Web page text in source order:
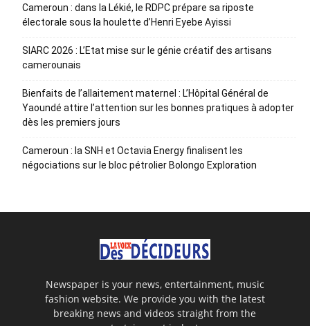
Cameroun : dans la Lékié, le RDPC prépare sa riposte
électorale sous la houlette d’Henri Eyebe Ayissi
SIARC 2026 : L’Etat mise sur le génie créatif des artisans
camerounais
Bienfaits de l’allaitement maternel : L’Hôpital Général de
Yaoundé attire l’attention sur les bonnes pratiques à adopter
dès les premiers jours
Cameroun : la SNH et Octavia Energy finalisent les
négociations sur le bloc pétrolier Bolongo Exploration
Newspaper is your news, entertainment, music
fashion website. We provide you with the latest
breaking news and videos straight from the